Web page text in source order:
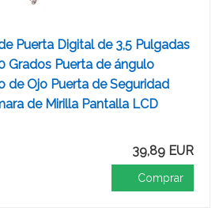
Puerta Digital de 3,5 Pulgadas
Grados Puerta de ángulo
de Ojo Puerta de Seguridad
de Mirilla Pantalla LCD
39,89 EUR
Comprar